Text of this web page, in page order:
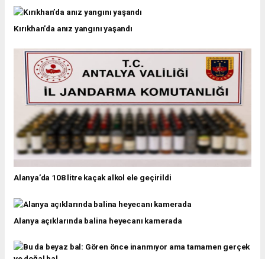
Kırıkhan’da anız yangını yaşandı
Alanya’da 108 litre kaçak alkol ele geçirildi
Alanya açıklarında balina heyecanı kamerada